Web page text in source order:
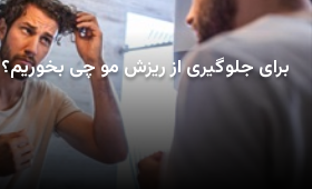
برای جلوگیری از ریزش مو چی بخوریم؟